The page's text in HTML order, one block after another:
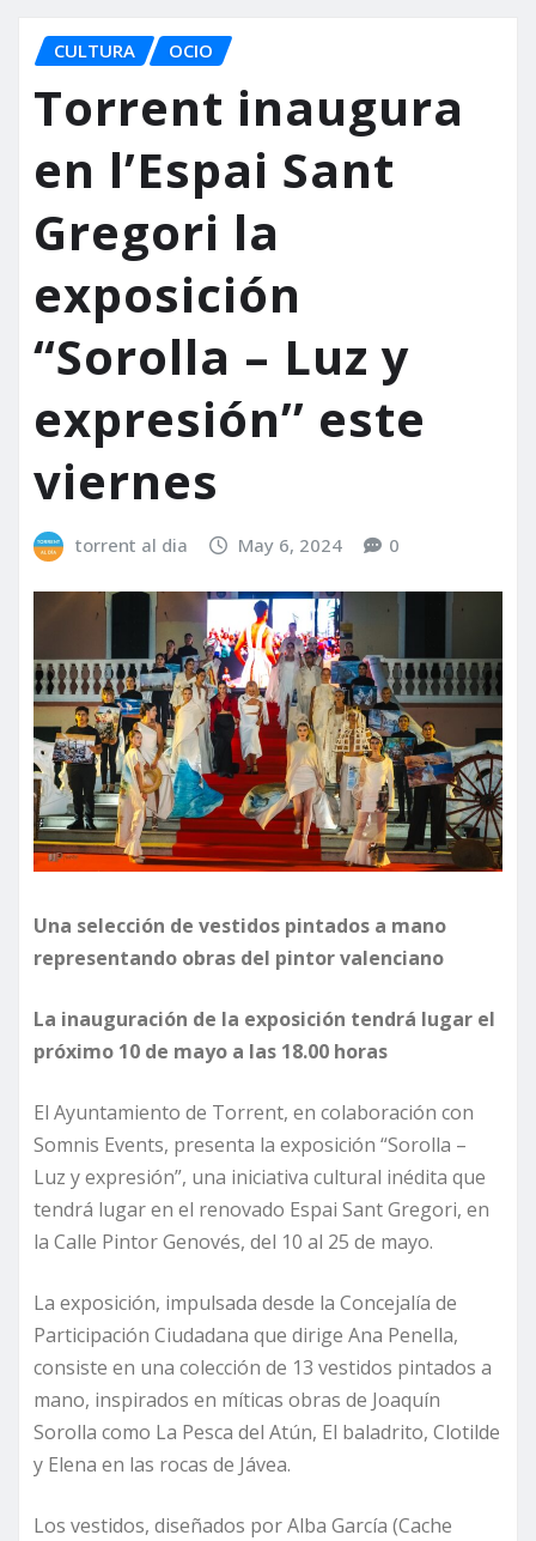
CULTURA OCIO
Torrent inaugura
en l’Espai Sant
Gregori la
exposición
“Sorolla – Luz y
expresión’’ este
viernes
torrent al dia May 6, 2024 0
Una selección de vestidos pintados a mano
representando obras del pintor valenciano
La inauguración de la exposición tendrá lugar el
próximo 10 de mayo a las 18.00 horas
El Ayuntamiento de Torrent, en colaboración con
Somnis Events, presenta la exposición “Sorolla –
Luz y expresión”, una iniciativa cultural inédita que
tendrá lugar en el renovado Espai Sant Gregori, en
la Calle Pintor Genovés, del 10 al 25 de mayo.
La exposición, impulsada desde la Concejalía de
Participación Ciudadana que dirige Ana Penella,
consiste en una colección de 13 vestidos pintados a
mano, inspirados en míticas obras de Joaquín
Sorolla como La Pesca del Atún, El baladrito, Clotilde
y Elena en las rocas de Jávea.
Los vestidos, diseñados por Alba García (Cache